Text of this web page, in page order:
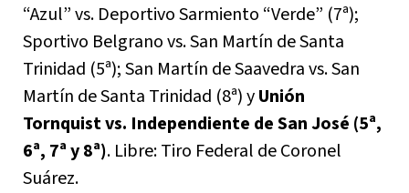
“Azul” vs. Deportivo Sarmiento “Verde” (7ª);
Sportivo Belgrano vs. San Martín de Santa
Trinidad (5ª); San Martín de Saavedra vs. San
Martín de Santa Trinidad (8ª) yUnión
Tornquist vs. Independiente de San José (5ª,
6ª, 7ª y 8ª). Libre: Tiro Federal de Coronel
Suárez.